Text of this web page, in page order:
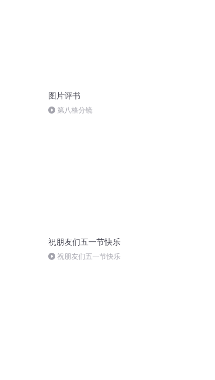
图片评书
第八格分镜
祝朋友们五一节快乐
祝朋友们五一节快乐